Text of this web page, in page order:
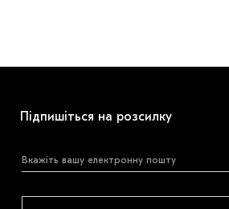
Підпишіться на розсилку